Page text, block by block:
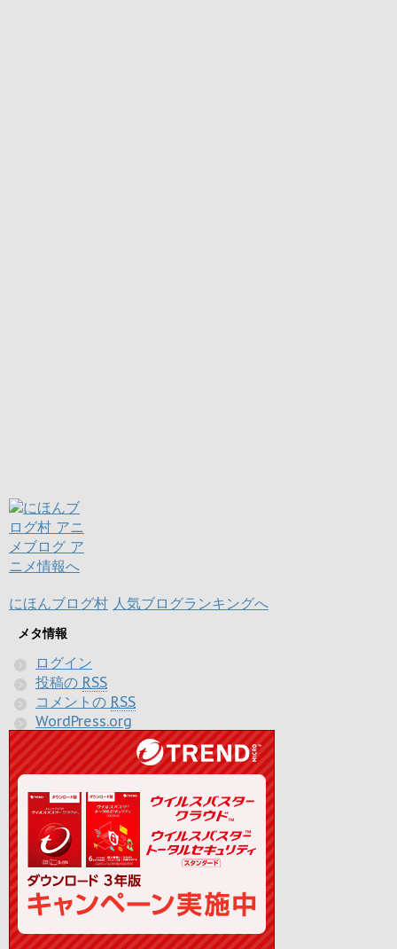
にほんブログ村 人気ブログランキングへ
メタ情報
ログイン
投稿の RSS
コメントの RSS
WordPress.org